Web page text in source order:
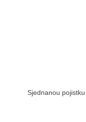
Sjednanou